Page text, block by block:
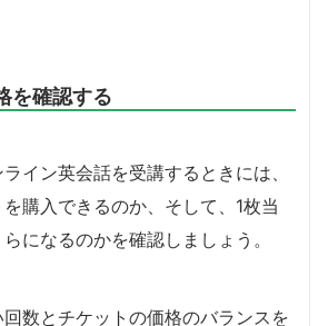
を確認する
イン英会話を受講するときには、
購入できるのか、そして、1枚当
になるのかを確認しましょう。
数とチケットの価格のバランスを